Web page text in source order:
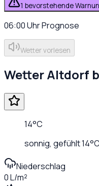
1 bevorstehende
06:00UhrPrognose
Wetter vorlesen
WetterAltdorf
14°C
sonnig, gefühlt14°C
Niederschlag
0 L/m²